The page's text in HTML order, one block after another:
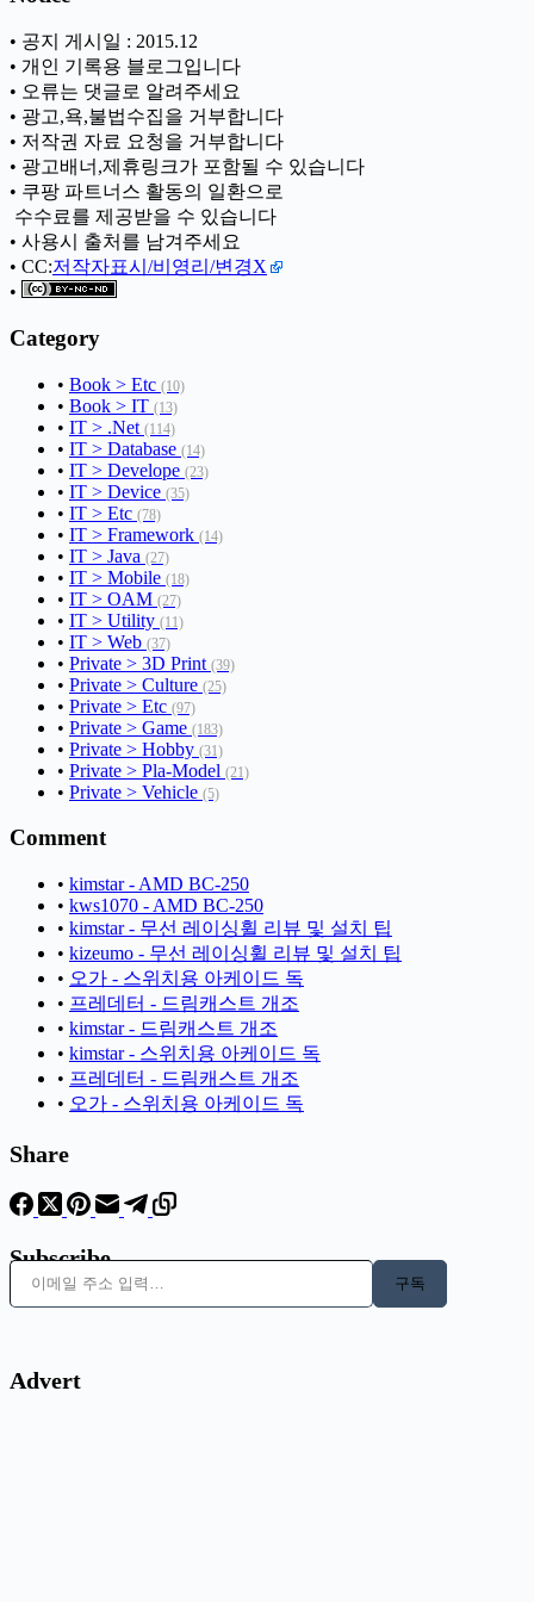
• 공지 게시일 : 2015.12
• 개인 기록용 블로그입니다
• 오류는 댓글로 알려주세요
• 광고,욕,불법수집을 거부합니다
• 저작권 자료 요청을 거부합니다
• 광고배너,제휴링크가 포함될 수 있습니다
• 쿠팡 파트너스 활동의 일환으로
ㅤ 수수료를 제공받을 수 있습니다
• 사용시 출처를 남겨주세요
• CC:저작자표시/비영리/변경X
•
Category
• Book > Etc (10)
• Book > IT (13)
• IT > .Net (114)
• IT > Database (14)
• IT > Develope (23)
• IT > Device (35)
• IT > Etc (78)
• IT > Framework (14)
• IT > Java (27)
• IT > Mobile (18)
• IT > OAM (27)
• IT > Utility (11)
• IT > Web (37)
• Private > 3D Print (39)
• Private > Culture (25)
• Private > Etc (97)
• Private > Game (183)
• Private > Hobby (31)
• Private > Pla-Model (21)
• Private > Vehicle (5)
Comment
• kimstar - AMD BC-250
• kws1070 - AMD BC-250
• kimstar - 무선 레이싱휠 리뷰 및 설치 팁
• kizeumo - 무선 레이싱휠 리뷰 및 설치 팁
• 오가 - 스위치용 아케이드 독
• 프레데터 - 드림캐스트 개조
• kimstar - 드림캐스트 개조
• kimstar - 스위치용 아케이드 독
• 프레데터 - 드림캐스트 개조
• 오가 - 스위치용 아케이드 독
Share
Subscribe
이메일 주소 입력…
구독
Advert